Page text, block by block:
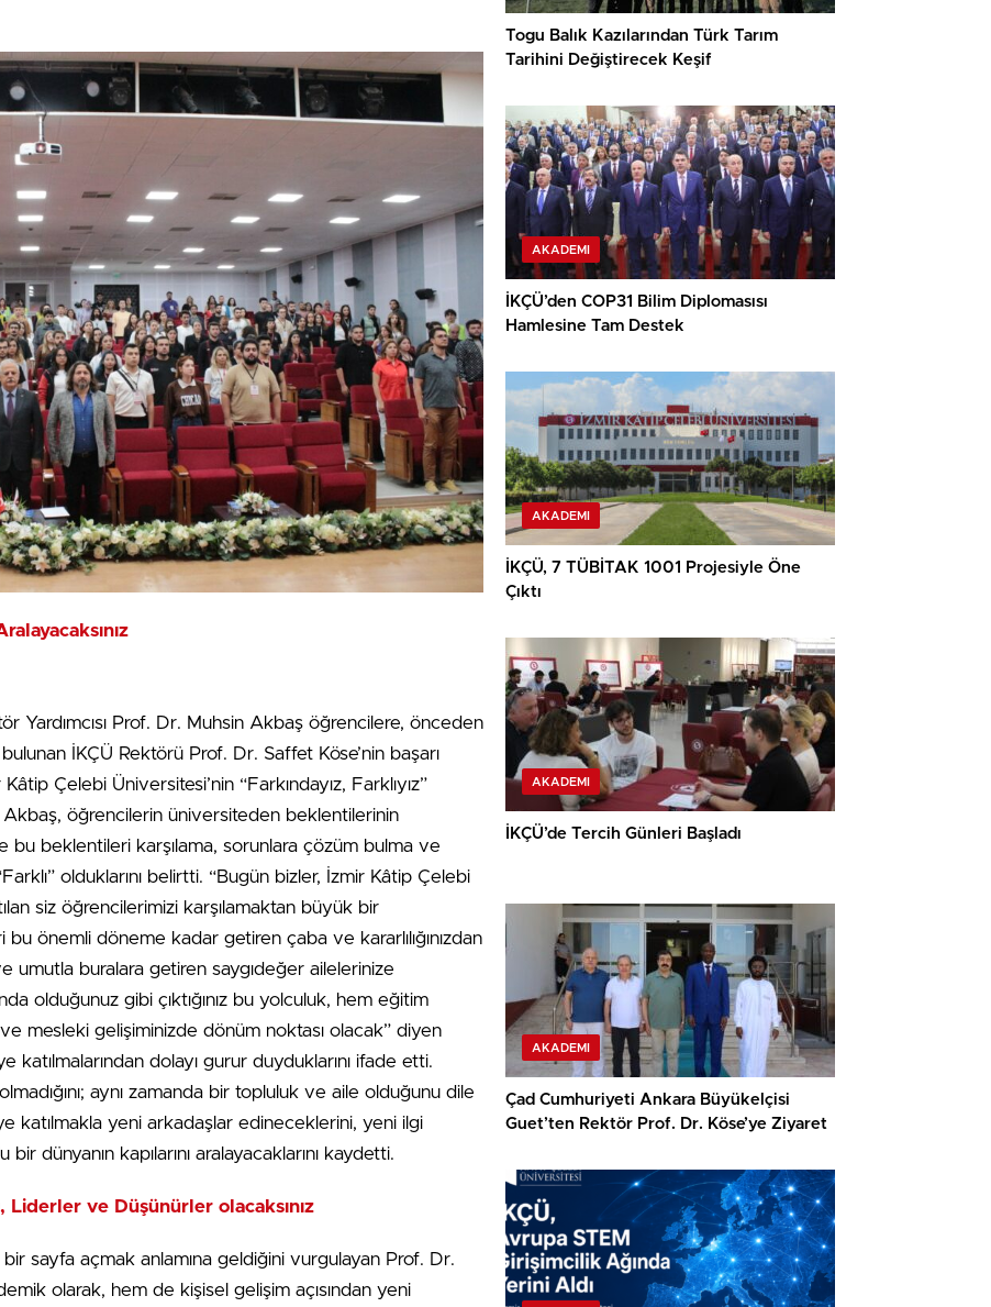
Yardımcısı Prof. Dr. Muhsin Akbaş öğrencilere, önceden
İKÇÜ Rektörü Prof. Dr. Saffet Köse’nin başarı
Çelebi Üniversitesi’nin “Farkındayız, Farklıyız”
öğrencilerin üniversiteden beklentilerinin
bu beklentileri karşılama, sorunlara çözüm bulma ve
olduklarını belirtti. “Bugün bizler, İzmir Kâtip Çelebi
siz öğrencilerimizi karşılamaktan büyük bir
önemli döneme kadar getiren çaba ve kararlılığınızdan
umutla buralara getiren saygıdeğer ailelerinize
olduğunuz gibi çıktığınız bu yolculuk, hem eğitim
mesleki gelişiminizde dönüm noktası olacak” diyen
dolayı gurur duyduklarını ifade etti.
aynı zamanda bir topluluk ve aile olduğunu dile
katılmakla yeni arkadaşlar edineceklerini, yeni ilgi
dünyanın kapılarını aralayacaklarını kaydetti.
ve Düşünürler olacaksınız
sayfa açmak anlamına geldiğini vurgulayan Prof. Dr.
olarak, hem de kişisel gelişim açısından yeni
Togu Balık Kazılarından Türk Tarım
Tarihini Değiştirecek Keşif
AKADEMI
İKÇÜ’den COP31 Bilim Diplomasısı
Hamlesine Tam Destek
AKADEMI
İKÇÜ, 7 TÜBİTAK 1001 Projesiyle Öne
Çıktı
AKADEMI
İKÇÜ’de Tercih Günleri Başladı
AKADEMI
Çad Cumhuriyeti Ankara Büyükelçisi
Guet’ten Rektör Prof. Dr. Köse’ye Ziyaret